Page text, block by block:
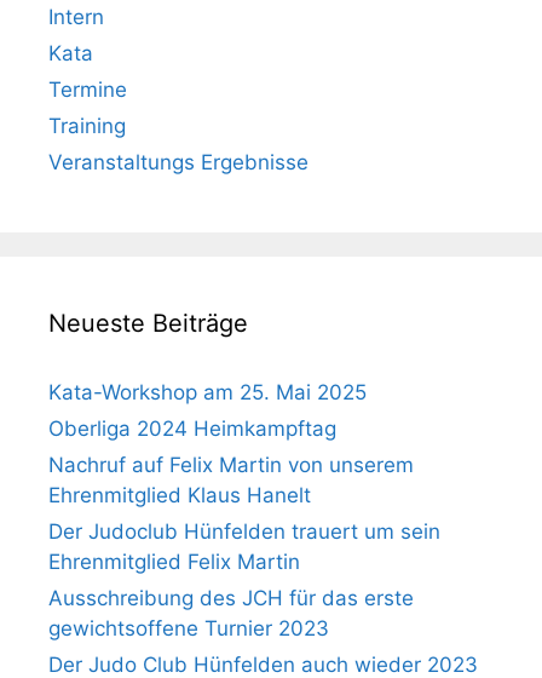
Intern
Kata
Termine
Training
Veranstaltungs Ergebnisse
Neueste Beiträge
Kata-Workshop am 25. Mai 2025
Oberliga 2024 Heimkampftag
Nachruf auf Felix Martin von unserem
Ehrenmitglied Klaus Hanelt
Der Judoclub Hünfelden trauert um sein
Ehrenmitglied Felix Martin
Ausschreibung des JCH für das erste
gewichtsoffene Turnier 2023
Der Judo Club Hünfelden auch wieder 2023